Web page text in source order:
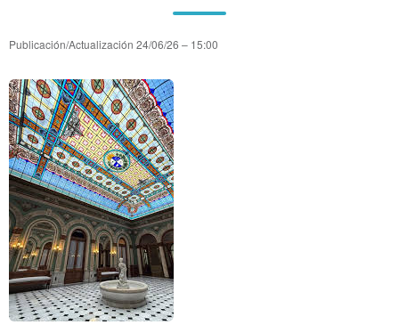
Publicación/Actualización 24/06/26 – 15:00